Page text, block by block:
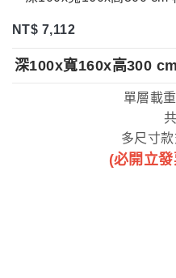
NT$ 7,112
深100x寬160x高300
單層載
多尺寸
(必開立